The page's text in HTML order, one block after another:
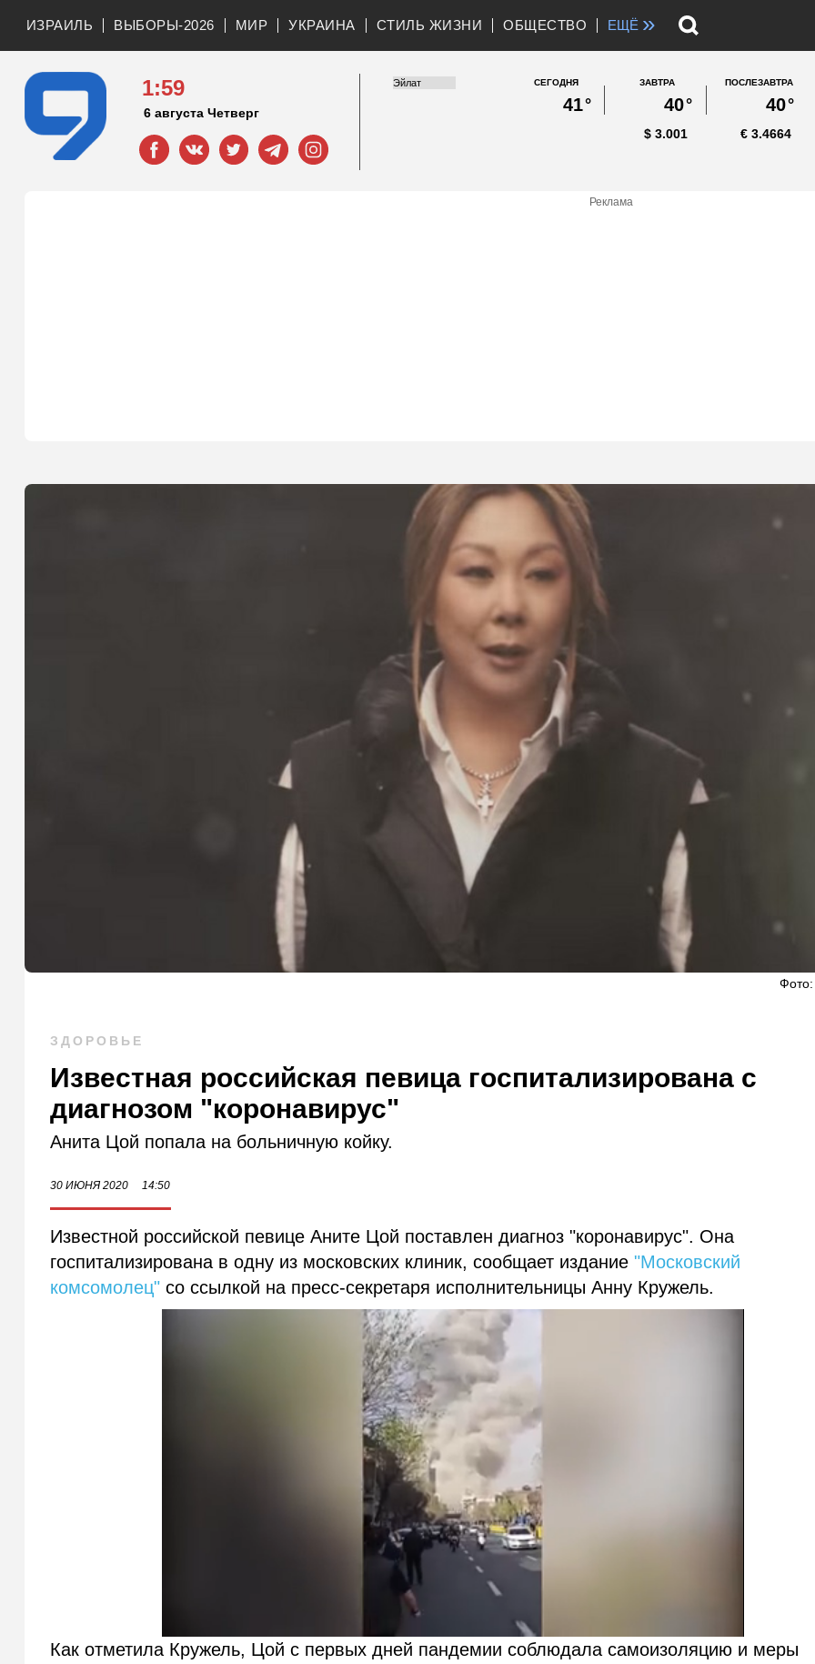
ИЗРАИЛЬ ВЫБОРЫ-2026 МИР УКРАИНА СТИЛЬ ЖИЗНИ ОБЩЕСТВО ЕЩЁ »
1:59
6 августа Четверг
СЕГОДНЯ
41°
ЗАВТРА
40°
ПОСЛЕЗАВТРА
40°
3.001
$ 3.4664
€
Реклама
Фото:
ЗДОРОВЬЕ
Известная российская певица госпитализирована с
диагнозом "коронавирус"
Анита Цой попала на больничную койку.
30 ИЮНЯ 2020 14:50
Известной российской певице Аните Цой поставлен диагноз "коронавирус". Она
госпитализирована в одну из московских клиник, сообщает издание"Московский
комсомолец" со ссылкой на пресс-секретаря исполнительницы Анну Кружель.
Как отметила Кружель, Цой с первых дней пандемии соблюдала самоизоляцию и меры